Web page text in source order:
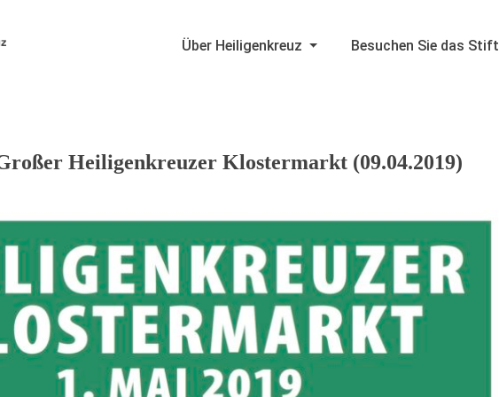
Über Heiligenkreuz Besuchen Sie das Stift
Heiligenkreuzer Klostermarkt (09.04.2019)